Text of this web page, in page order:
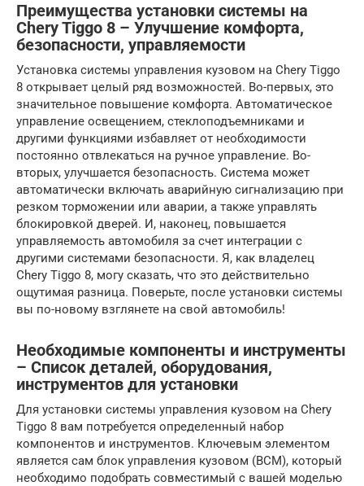
Преимущества установки системы на
Chery Tiggo 8 – Улучшение комфорта,
безопасности, управляемости
Установка системы управления кузовом на Chery Tiggo
8 открывает целый ряд возможностей. Во-первых, это
значительное повышение комфорта. Автоматическое
управление освещением, стеклоподъемниками и
другими функциями избавляет от необходимости
постоянно отвлекаться на ручное управление. Во-
вторых, улучшается безопасность. Система может
автоматически включать аварийную сигнализацию при
резком торможении или аварии, а также управлять
блокировкой дверей. И, наконец, повышается
управляемость автомобиля за счет интеграции с
другими системами безопасности. Я, как владелец
Chery Tiggo 8, могу сказать, что это действительно
ощутимая разница. Поверьте, после установки системы
вы по-новому взглянете на свой автомобиль!
Необходимые компоненты и инструменты
– Список деталей, оборудования,
инструментов для установки
Для установки системы управления кузовом на Chery
Tiggo 8 вам потребуется определенный набор
компонентов и инструментов. Ключевым элементом
является сам блок управления кузовом (BCM), который
необходимо подобрать совместимый с вашей моделью